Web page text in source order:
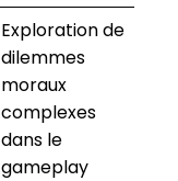
Exploration de
dilemmes
moraux
complexes
dans le
gameplay